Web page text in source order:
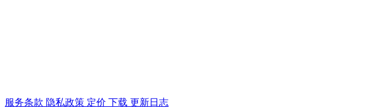
服务条款 隐私政策 定价 下载 更新日志